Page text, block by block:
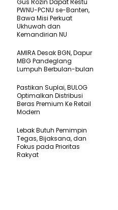
Gus Rozin Dapat Restu
PWNU-PCNU se-Banten,
Bawa Misi Perkuat
Ukhuwah dan
Kemandirian NU
AMIRA Desak BGN, Dapur
MBG Pandeglang
Lumpuh Berbulan-bulan
Pastikan SupIai, BULOG
Optimalkan Distribusi
Beras Premium Ke Retail
Modern
Lebak Butuh Pemimpin
Tegas, Bijaksana, dan
Fokus pada Prioritas
Rakyat